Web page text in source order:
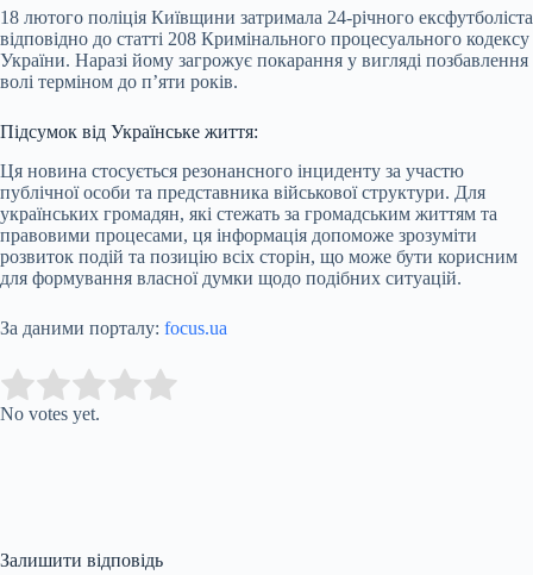
18 лютого поліція Київщини затримала 24-річного ексфутболіста
відповідно до статті 208 Кримінального процесуального кодексу
України. Наразі йому загрожує покарання у вигляді позбавлення
волі терміном до п’яти років.
Підсумок від Українське життя:
Ця новина стосується резонансного інциденту за участю
публічної особи та представника військової структури. Для
українських громадян, які стежать за громадським життям та
правовими процесами, ця інформація допоможе зрозуміти
розвиток подій та позицію всіх сторін, що може бути корисним
для формування власної думки щодо подібних ситуацій.
За даними порталу: focus.ua
Rate this item:
No votes yet.
Залишити відповідь